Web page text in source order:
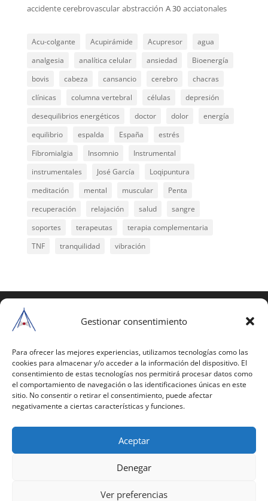
Gestionar consentimiento
Para ofrecer las mejores experiencias, utilizamos tecnologías como las
cookies para almacenar y/o acceder a la información del dispositivo. El
consentimiento de estas tecnologías nos permitirá procesar datos como
el comportamiento de navegación o las identificaciones únicas en este
sitio. No consentir o retirar el consentimiento, puede afectar
negativamente a ciertas características y funciones.
Aceptar
Denegar
Ver preferencias
accidente cerebrovascular abstracción A 30 acciatonales
Acu-colgante Acupirámide Acupresor
agua
analgesia
analítica celular ansiedad
Bioenergía
bovis
cabeza cansancio cerebro
chacras
clínicas
columna vertebral células
depresión
desequilibrios energéticos
doctor dolor
energía
equilibrio
espalda España
estrés
Fibromialgia
Insomnio
Instrumental
instrumentales
José García
Loqipuntura
meditación
mental muscular
Penta
recuperación
relajación salud
sangre
soportes
terapeutas
terapia complementaria
TNF
tranquilidad vibración
reservados
estas páginas o parte de ellas, necesita pedir
autorización por escrito a Mario Gil Sánchez.
Todos los instrumentales están PATENTADOS.
Web inaugurada en 2002 (última actualización en
Política de Privacidad